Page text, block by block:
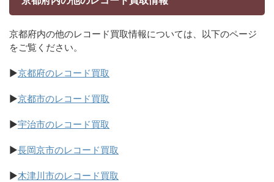
京都府内の他のレコード買取情報については、以下のページ
をご覧ください。
▶京都府のレコード買取
▶京都市のレコード買取
▶宇治市のレコード買取
▶長岡京市のレコード買取
▶木津川市のレコード買取